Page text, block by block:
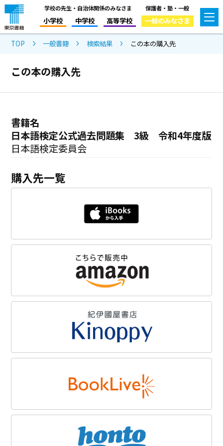
学校の先生・自治体関係のみなさま
小学校 中学校 高等学校
保護者・塾・一般
一般のみなさま
TOP 一般書籍 検索結果 この本の購入先
この本の購入先
書籍名
日本語検定公式過去問題集 3級 令和4年度版
日本語検定委員会
購入先一覧